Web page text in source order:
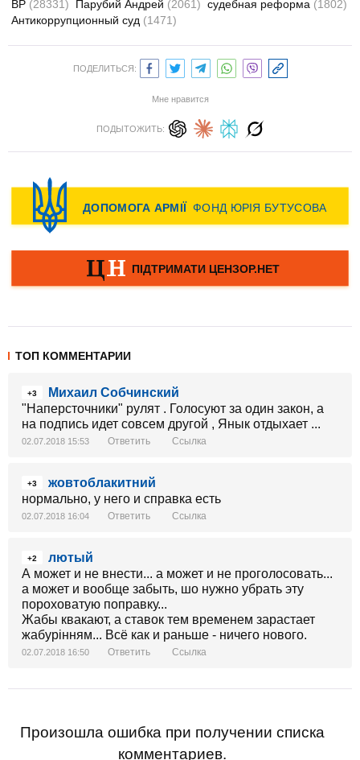
ВР (28331) Парубий Андрей (2061) судебная реформа (1802)
Антикоррупционный суд (1471)
ПОДЕЛИТЬСЯ:
Мне нравится
ПОДЫТОЖИТЬ:
ТОП КОММЕНТАРИИ
+3
Михаил Собчинский
"Наперсточники" рулят . Голосуют за один закон, а
на подпись идет совсем другой , Янык отдыхает ...
02.07.2018 15:53 Ответить Ссылка
+3
жовтоблакитний
нормально, у него и справка есть
02.07.2018 16:04 Ответить Ссылка
+2
лютый
А может и не внести... а может и не проголосовать...
а может и вообще забыть, шо нужно убрать эту
пороховатую поправку...
Жабы квакают, а ставок тем временем зарастает
жабурiнням... Всё как и раньше - ничего нового.
02.07.2018 16:50 Ответить Ссылка
Произошла ошибка при получении списка
комментариев.